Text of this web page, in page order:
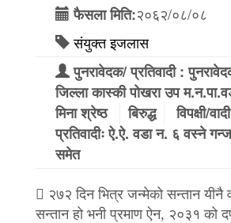
फैसला मिति:२०६२/०८/०८
संयुक्त इजलास
पुनरावेदक/ प्रतिवादी :
जिल्ला कास्की पोखरा उप
मिना श्रेष्ठ
बिरुद्ध
विपक्षी/
प्रतिवादीः ऐ.ऐ. वडा न. ६ वस्ने
समेत
 २७२ दिन भित्र जन्मेको सन्तान यीनै
सन्तान हो भनी प्रमाण ऐन, २०३१ को